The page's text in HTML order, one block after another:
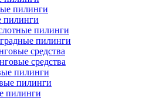
пилинги
пилинги
пилинги
средства
средства
пилинги
пилинги
пилинги